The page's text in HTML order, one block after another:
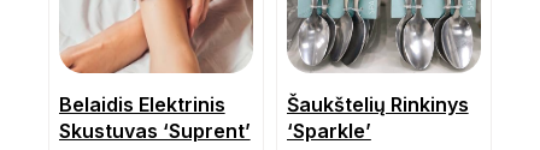
Belaidis Elektrinis
Skustuvas ‘Suprent’
Šaukštelių Rinkinys
‘Sparkle’